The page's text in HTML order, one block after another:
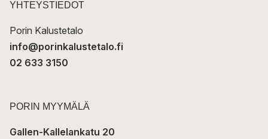
t
YHTEYSTIEDOT
Porin Kalustetalo
info@porinkalustetalo.fi
02 633 3150
PORIN MYYMÄLÄ
Gallen-Kallelankatu 20